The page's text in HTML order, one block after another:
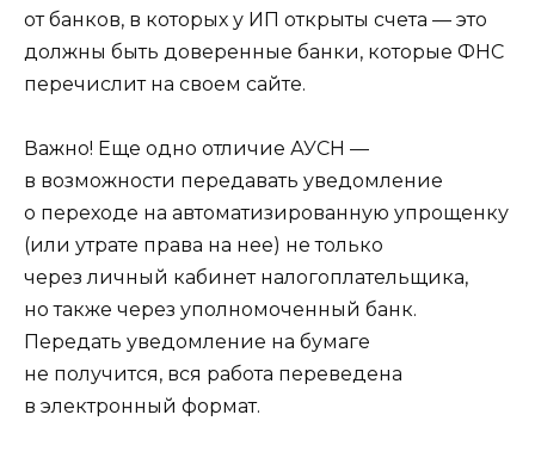
от банков, в которых у ИП открыты счета — это
должны быть доверенные банки, которые ФНС
перечислит на своем сайте.
Важно! Еще одно отличие АУСН —
в возможности передавать уведомление
о переходе на автоматизированную упрощенку
(или утрате права на нее) не только
через личный кабинет налогоплательщика,
но также через уполномоченный банк.
Передать уведомление на бумаге
не получится, вся работа переведена
в электронный формат.